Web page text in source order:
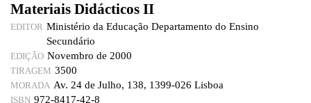
Materiais Didácticos II
EDITOR Ministério da Educação Departamento do Ensino
Secundário
EDIÇÃO Novembro de 2000
TIRAGEM 3500
MORADA Av. 24 de Julho, 138, 1399-026 Lisboa
ISBN 972-8417-42-8